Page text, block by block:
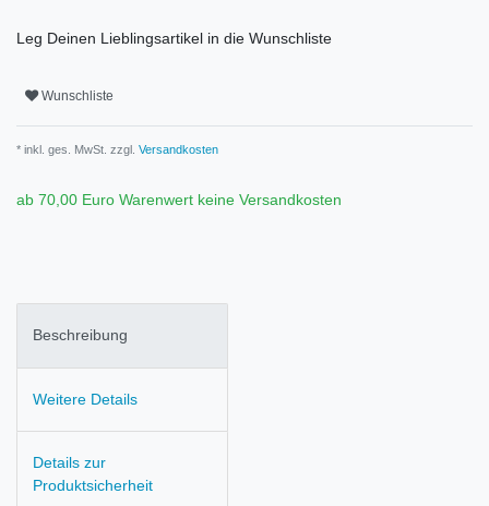
Leg Deinen Lieblingsartikel in die Wunschliste
Wunschliste
* inkl. ges. MwSt. zzgl. Versandkosten
ab 70,00 Euro Warenwert keine Versandkosten
Beschreibung
Weitere Details
Details zur
Produktsicherheit